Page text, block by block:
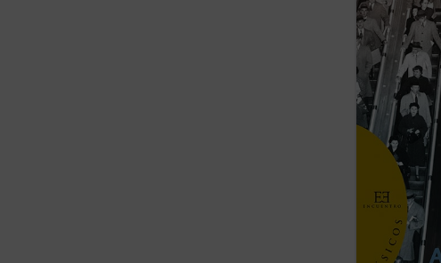
propia
no la supera,
esfuerza por ...